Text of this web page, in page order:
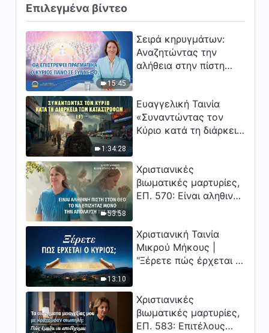
Επιλεγμένα βίντεο
15:45
Σειρά κηρυγμάτων:
Αναζητώντας την
αλήθεια στην πίστη
πάνω σε σύννεφο;»
1:34:28
Ευαγγελική Ταινία
«Συναντώντας τον
Κύριο κατά τη διάρκεια
«περίοδο μαζικής
εξαφάνισης». Οι
καταστροφές χτυπούν.
ανθρωπότητα. Έχεις
βρει τρόπο να
επιβιώσεις;
53:58
Χριστιανικές
βιωματικές μαρτυρίες,
ΕΠ. 570: Είναι αληθινή
απόλαυση της χάρης;
13:10
Χριστιανική Ταινία
Μικρού Μήκους |
"Ξέρετε πώς έρχεται ο
Χριστιανικές
βιωματικές μαρτυρίες,
ΕΠ. 583: Επιτέλους